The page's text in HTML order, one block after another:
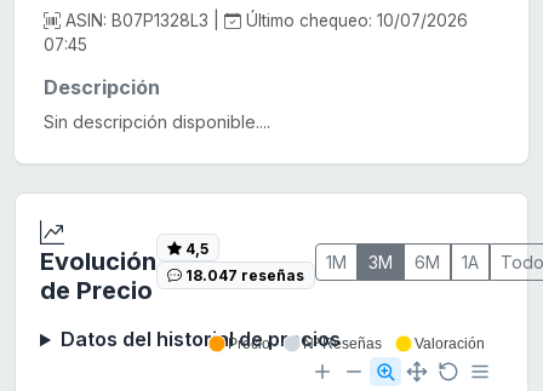
ASIN: B07P1328L3 |
Último chequeo: 10/07/2026
07:45
Descripción
Sin descripción disponible....
Evolución
de Precio
4,5
18.047 reseñas
1M 3M 6M 1A Todo
Datos del historial de precios
Precio Nº Reseñas Valoración